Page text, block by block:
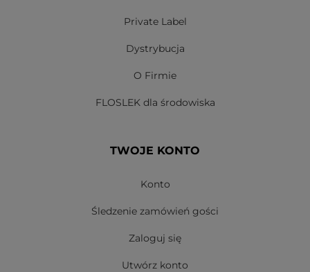
Private Label
Dystrybucja
O Firmie
FLOSLEK dla środowiska
TWOJE KONTO
Konto
Śledzenie zamówień gości
Zaloguj się
Utwórz konto